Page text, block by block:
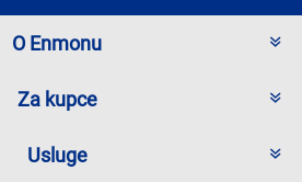
O Enmonu
Za kupce
Usluge